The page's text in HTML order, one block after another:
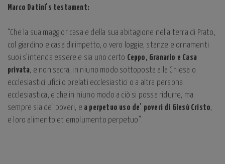
Marco Datini's testament:
“Che la sua maggior casa e della sua abitagione nella terra di Prato,
col giardino e casa dirimpetto, o vero loggie, stanze e ornamenti
suoi s’intenda essere e sia uno certo Ceppo, Granario e Casa
privata, e non sacra, in niuno modo sottoposta alla Chiesa o
ecclesiastici ufici o prelati ecclesiastici o a altra persona
ecclesiastica, e che in niuno modo a ciò si possa ridurre, ma
sempre sia de’ poveri, e a perpetuo uso de’ poveri di Giesù Cristo,
e loro alimento et emolumento perpetuo”.